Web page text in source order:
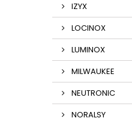
IZYX
LOCINOX
LUMINOX
MILWAUKEE
NEUTRONIC
NORALSY